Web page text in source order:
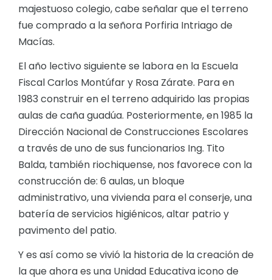
majestuoso colegio, cabe señalar que el terreno
fue comprado a la señora Porfiria Intriago de
Macías.
El año lectivo siguiente se labora en la Escuela
Fiscal Carlos Montúfar y Rosa Zárate. Para en
1983 construir en el terreno adquirido las propias
aulas de caña guadúa. Posteriormente, en 1985 la
Dirección Nacional de Construcciones Escolares
a través de uno de sus funcionarios Ing. Tito
Balda, también riochiquense, nos favorece con la
construcción de: 6 aulas, un bloque
administrativo, una vivienda para el conserje, una
batería de servicios higiénicos, altar patrio y
pavimento del patio.
Y es así como se vivió la historia de la creación de
la que ahora es una Unidad Educativa icono de